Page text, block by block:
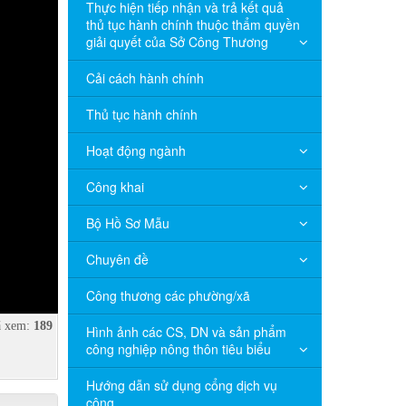
xem: 189
Thực hiện tiếp nhận và trả kết quả
thủ tục hành chính thuộc thẩm quyền
giải quyết của Sở Công Thương
Cải cách hành chính
Thủ tục hành chính
Hoạt động ngành
Công khai
Bộ Hồ Sơ Mẫu
Chuyên đề
Công thương các phường/xã
Hình ảnh các CS, DN và sản phẩm
công nghiệp nông thôn tiêu biểu
Hướng dẫn sử dụng cổng dịch vụ
công